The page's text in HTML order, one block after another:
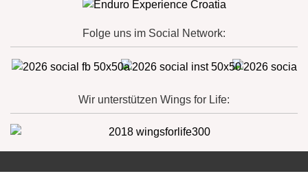
Folge uns im Social Network:
Wir unterstützen Wings for Life: